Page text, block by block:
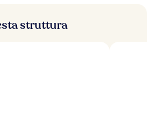
struttura